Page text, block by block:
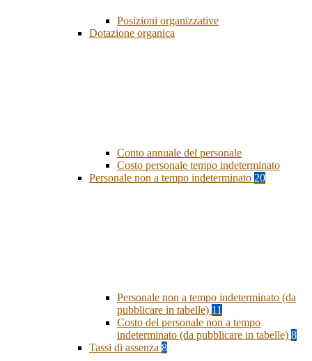
Posizioni organizzative
Dotazione organica
Conto annuale del personale
Costo personale tempo indeterminato
Personale non a tempo indeterminato 20
Personale non a tempo indeterminato (da
pubblicare in tabelle) 11
Costo del personale non a tempo
indeterminato (da pubblicare in tabelle) 8
Tassi di assenza 8